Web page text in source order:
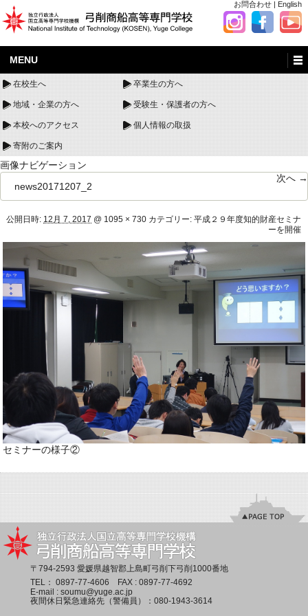
お問合わせ | English
MENU
在校生へ 卒業生の方へ
地域・企業の方へ 受験生・保護者の方へ
本校へのアクセス 個人情報の取扱
寄附のご案内
画像ナビゲーション
次へ →
news20171207_2
公開日時: 12月 7, 2017 @ 1095 × 730 カテゴリー: 平成２９年度知的財産セミナ
ーを開催
セミナーの様子②
〒794-2593 愛媛県越智郡上島町弓削下弓削1000番地
TEL： 0897-77-4606 FAX : 0897-77-4692
E-mail : soumu@yuge.ac.jp
夜間休日緊急連絡先（警備員）： 080-1943-3614